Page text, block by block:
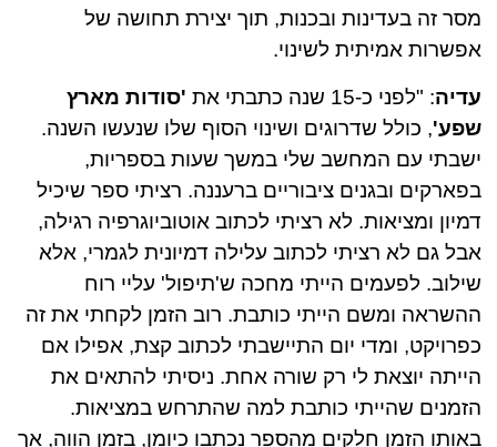
מסר זה בעדינות ובכנות, תוך יצירת תחושה של
אפשרות אמיתית לשינוי.
עדיה: "לפני כ-15 שנה כתבתי את
'סודות מארץ
שפע', כולל שדרוגים ושינוי הסוף שלו שנעשו השנה.
ישבתי עם המחשב שלי במשך שעות בספריות,
בפארקים ובגנים ציבוריים ברעננה. רציתי ספר שיכיל
דמיון ומציאות. לא רציתי לכתוב אוטוביוגרפיה רגילה,
אבל גם לא רציתי לכתוב עלילה דמיונית לגמרי, אלא
שילוב. לפעמים הייתי מחכה ש'תיפול' עליי רוח
ההשראה ומשם הייתי כותבת. רוב הזמן לקחתי את זה
כפרויקט, ומדי יום התיישבתי לכתוב קצת, אפילו אם
הייתה יוצאת לי רק שורה אחת. ניסיתי להתאים את
הזמנים שהייתי כותבת למה שהתרחש במציאות.
באותו הזמן חלקים מהספר נכתבו כיומן, בזמן הווה, אך